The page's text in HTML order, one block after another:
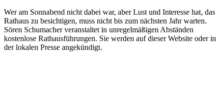
Wer am Sonnabend nicht dabei war, aber Lust und Interesse hat, das
Rathaus zu besichtigen, muss nicht bis zum nächsten Jahr warten.
Sören Schumacher veranstaltet in unregelmäßigen Abständen
kostenlose Rathausführungen. Sie werden auf dieser Website oder in
der lokalen Presse angekündigt.